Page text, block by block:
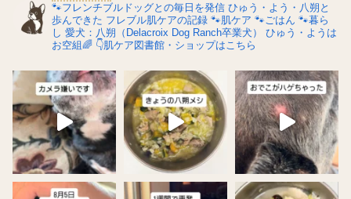
🐾フレンチブルドッグとの毎日を発信 ひゅう・よう・八朔と
歩んできた フレブル肌ケアの記録 🐾肌ケア 🐾ごはん 🐾暮ら
し 愛犬：八朔（Delacroix Dog Ranch卒業犬）
ひゅう・ようは
お空組🌈 👇肌ケア図書館・ショップはこちら